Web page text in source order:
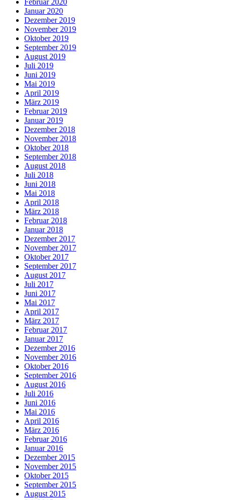
Januar 2020
Dezember 2019
November 2019
Oktober 2019
September 2019
August 2019
Juli 2019
Juni 2019
Mai 2019
April 2019
März 2019
Februar 2019
Januar 2019
Dezember 2018
November 2018
Oktober 2018
September 2018
August 2018
Juli 2018
Juni 2018
Mai 2018
April 2018
März 2018
Februar 2018
Januar 2018
Dezember 2017
November 2017
Oktober 2017
September 2017
August 2017
Juli 2017
Juni 2017
Mai 2017
April 2017
März 2017
Februar 2017
Januar 2017
Dezember 2016
November 2016
Oktober 2016
September 2016
August 2016
Juli 2016
Juni 2016
Mai 2016
April 2016
März 2016
Februar 2016
Januar 2016
Dezember 2015
November 2015
Oktober 2015
September 2015
August 2015